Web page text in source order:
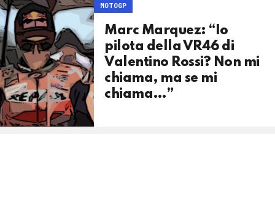
MOTOGP
Marc Marquez: “Io
pilota della VR46 di
Valentino Rossi? Non mi
chiama, ma se mi
chiama…”